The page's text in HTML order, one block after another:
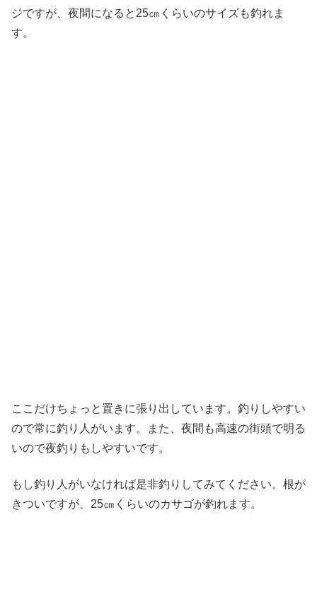
ジですが、夜間になると25㎝くらいのサイズも釣れま
す。
ここだけちょっと置きに張り出しています。釣りしやすい
ので常に釣り人がいます。また、夜間も高速の街頭で明る
いので夜釣りもしやすいです。
もし釣り人がいなければ是非釣りしてみてください。根が
きついですが、25㎝くらいのカサゴが釣れます。